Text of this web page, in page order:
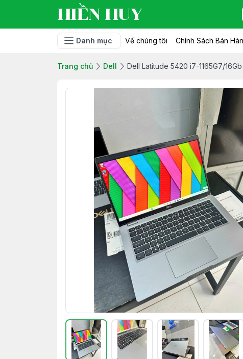
HIỀN HUY
Danh mục Về chúng tôi Chính Sách Bán
Trang chủ Dell Dell Latitude 5420 i7-1165G7/